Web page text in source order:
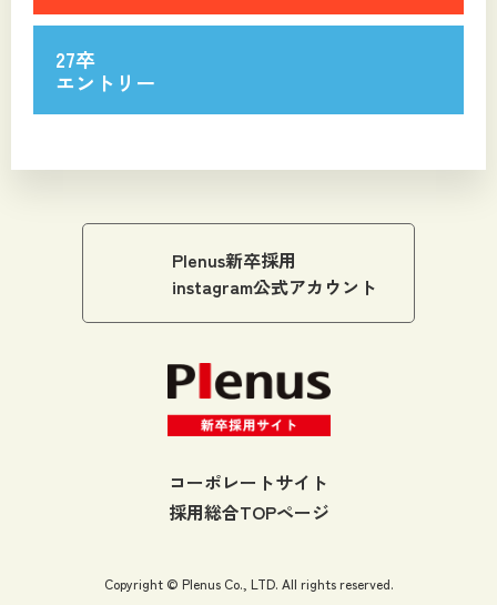
27卒
エントリー
Plenus新卒採用
instagram公式アカウント
コーポレートサイト
採用総合TOPページ
Copyright © Plenus Co., LTD. All rights reserved.